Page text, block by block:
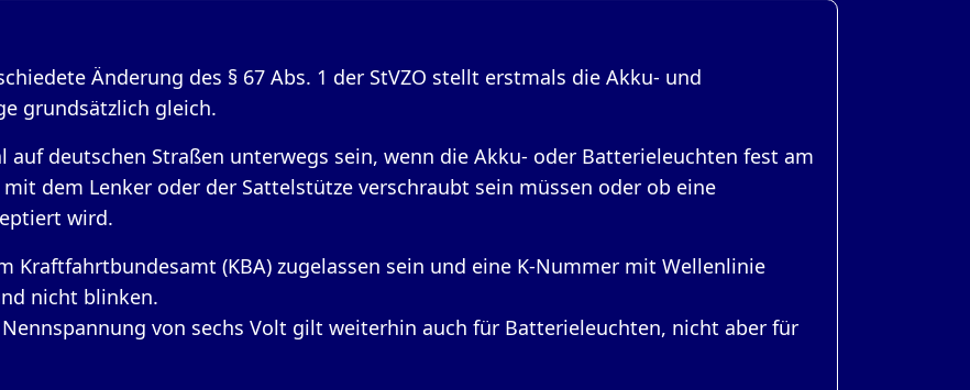
Änderung des § 67 Abs. 1 der StVZO stellt erstmals die Akku- und
grundsätzlich gleich.
auf deutschen Straßen unterwegs sein, wenn die Akku- oder Batterieleuchten fest am
dem Lenker oder der Sattelstütze verschraubt sein müssen oder ob eine
wird.
Kraftfahrtbundesamt (KBA) zugelassen sein und eine K-Nummer mit Wellenlinie
nicht blinken.
von sechs Volt gilt weiterhin auch für Batterieleuchten, nicht aber für